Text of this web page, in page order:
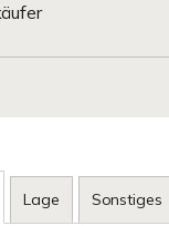
Lage Sonstiges